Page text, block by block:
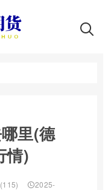
里(德
情)
(115)
2025-